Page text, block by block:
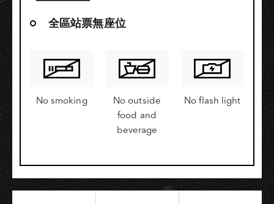
全區站票無座位
No smoking
No outside
food and
beverage
No flash light